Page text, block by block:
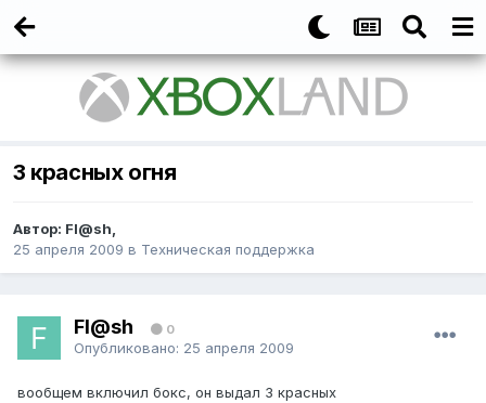
3 красных огня
Автор: Fl@sh,
25 апреля 2009 в Техническая поддержка
Fl@sh 0
Опубликовано: 25 апреля 2009
вообщем включил бокс, он выдал 3 красных